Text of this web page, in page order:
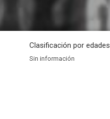
Clasificación por edades
Sin información